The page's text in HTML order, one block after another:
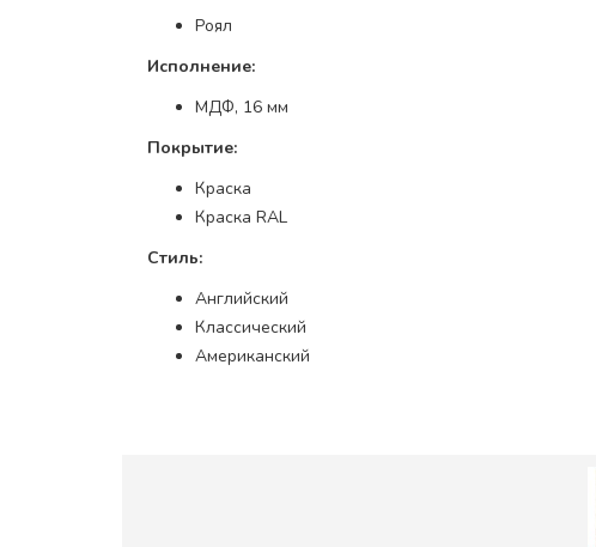
Роял
Исполнение:
МДФ, 16 мм
Покрытие:
Краска
Краска RAL
Стиль:
Английский
Классический
Американский